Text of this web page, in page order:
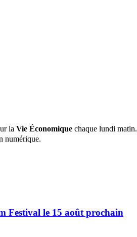
la Vie Économique chaque lundi matin.
numérique.
Festival le 15 août prochain